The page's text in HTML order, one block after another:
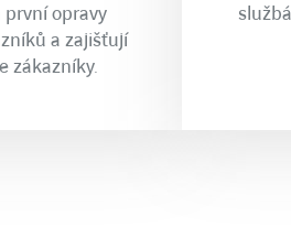
opravy
a zajišťují
zákazníky.